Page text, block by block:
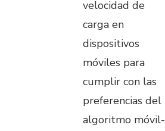
velocidad de
carga en
dispositivos
móviles para
cumplir con las
preferencias del
algoritmo móvil-